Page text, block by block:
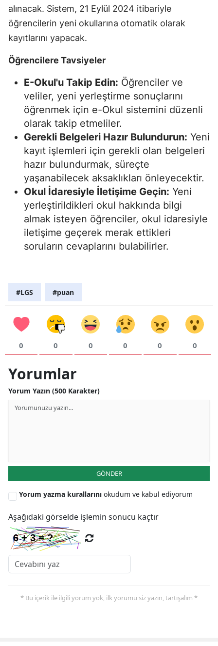
alınacak. Sistem, 21 Eylül 2024 itibariyle
öğrencilerin yeni okullarına otomatik olarak
kayıtlarını yapacak.
Öğrencilere Tavsiyeler
E-Okul'u Takip Edin: Öğrenciler ve
veliler, yeni yerleştirme sonuçlarını
öğrenmek için e-Okul sistemini düzenli
olarak takip etmeliler.
Gerekli Belgeleri Hazır Bulundurun: Yeni
kayıt işlemleri için gerekli olan belgeleri
hazır bulundurmak, süreçte
yaşanabilecek aksaklıkları önleyecektir.
Okul İdaresiyle İletişime Geçin: Yeni
yerleştirildikleri okul hakkında bilgi
almak isteyen öğrenciler, okul idaresiyle
iletişime geçerek merak ettikleri
soruların cevaplarını bulabilirler.
#LGS #puan
0 0 0 0 0 0
Yorumlar
Yorum Yazın (500 Karakter)
GÖNDER
Yorum yazma kurallarını okudum ve kabul ediyorum
Aşağıdaki görselde işlemin sonucu kaçtır
* Bu içerik ile ilgili yorum yok, ilk yorumu siz yazın, tartışalım *